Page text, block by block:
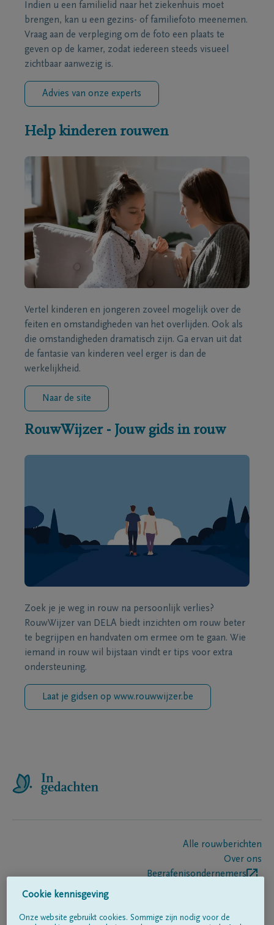
Indien u een familielid naar het ziekenhuis moet
brengen, kan u een gezins- of familiefoto meenemen.
Vraag aan de verpleging om de foto een plaats te
geven op de kamer, zodat iedereen steeds visueel
zichtbaar aanwezig is.
Advies van onze experts
Help kinderen rouwen
Vertel kinderen en jongeren zoveel mogelijk over de
feiten en omstandigheden van het overlijden. Ook als
die omstandigheden dramatisch zijn. Ga ervan uit dat
de fantasie van kinderen veel erger is dan de
werkelijkheid.
Naar de site
RouwWijzer - Jouw gids in rouw
Zoek je je weg in rouw na persoonlijk verlies?
RouwWijzer van DELA biedt inzichten om rouw beter
te begrijpen en handvaten om ermee om te gaan. Wie
iemand in rouw wil bijstaan vindt er tips voor extra
ondersteuning.
Laat je gidsen op www.rouwwijzer.be
Alle rouwberichten
Over ons
Begrafenisondernemers
Cookie kennisgeving
Onze website gebruikt cookies. Sommige zijn nodig voor de